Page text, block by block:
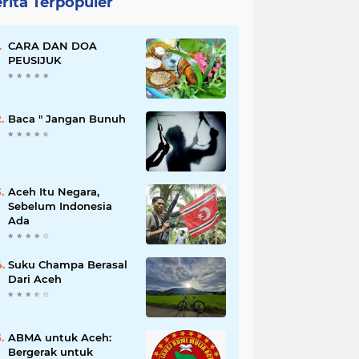
CARA DAN DOA
PEUSIJUK
Baca " Jangan Bunuh
Aceh Itu Negara,
Sebelum Indonesia
Ada
Suku Champa Berasal
Dari Aceh
ABMA untuk Aceh:
Bergerak untuk